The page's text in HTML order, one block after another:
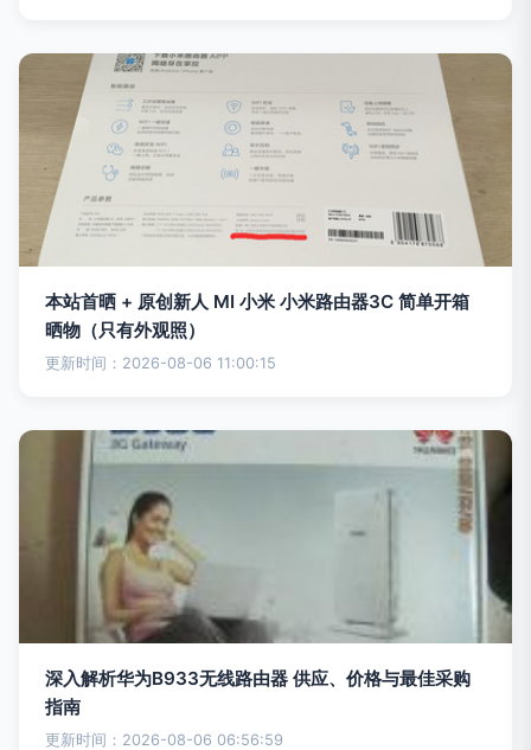
本站首晒 + 原创新人 MI 小米 小米路由器3C 简单开箱
晒物（只有外观照）
更新时间：2026-08-06 11:00:15
深入解析华为B933无线路由器 供应、价格与最佳采购
指南
更新时间：2026-08-06 06:56:59